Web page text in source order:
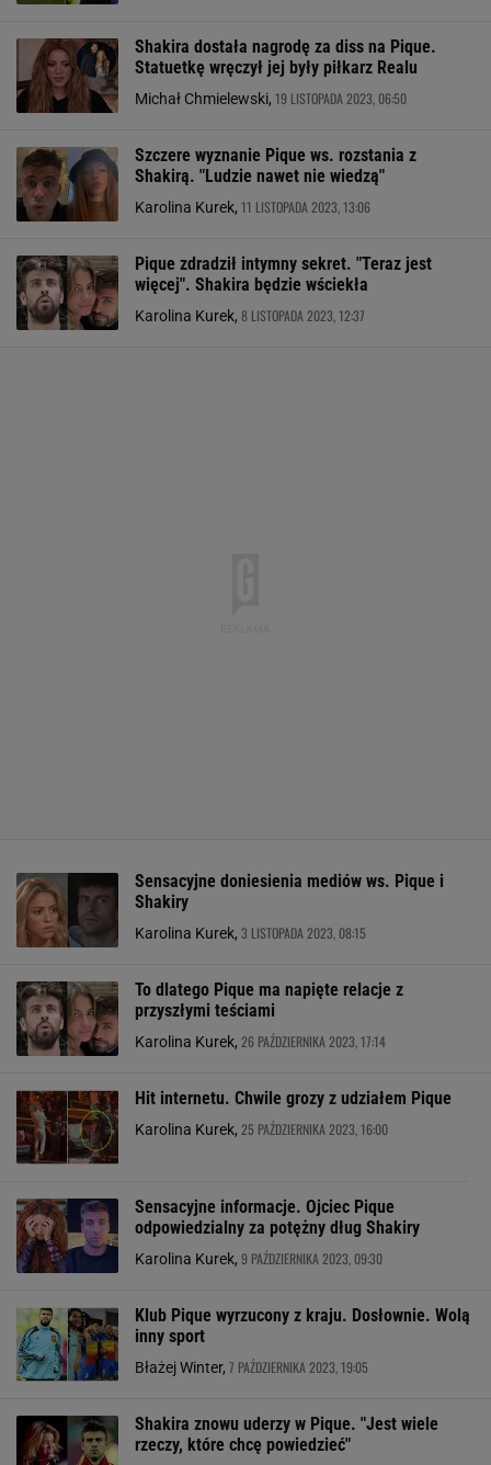
Shakira dostała nagrodę za diss na Pique.
Statuetkę wręczył jej były piłkarz Realu
Michał Chmielewski, 19 LISTOPADA 2023, 06:50
Szczere wyznanie Pique ws. rozstania z
Shakirą. "Ludzie nawet nie wiedzą"
Karolina Kurek, 11 LISTOPADA 2023, 13:06
Pique zdradził intymny sekret. "Teraz jest
więcej". Shakira będzie wściekła
Karolina Kurek, 8 LISTOPADA 2023, 12:37
Sensacyjne doniesienia mediów ws. Pique i
Shakiry
Karolina Kurek, 3 LISTOPADA 2023, 08:15
To dlatego Pique ma napięte relacje z
przyszłymi teściami
Karolina Kurek, 26 PAŹDZIERNIKA 2023, 17:14
Hit internetu. Chwile grozy z udziałem Pique
Karolina Kurek, 25 PAŹDZIERNIKA 2023, 16:00
Sensacyjne informacje. Ojciec Pique
odpowiedzialny za potężny dług Shakiry
Karolina Kurek, 9 PAŹDZIERNIKA 2023, 09:30
Klub Pique wyrzucony z kraju. Dosłownie. Wolą
inny sport
Błażej Winter, 7 PAŹDZIERNIKA 2023, 19:05
Shakira znowu uderzy w Pique. "Jest wiele
rzeczy, które chcę powiedzieć"